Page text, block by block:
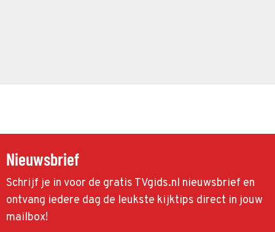
Nieuwsbrief
Schrijf je in voor de gratis TVgids.nl nieuwsbrief en
ontvang iedere dag de leukste kijktips direct in jouw
mailbox!